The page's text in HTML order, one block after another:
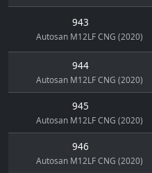
943
Autosan M12LF CNG (2020)
944
Autosan M12LF CNG (2020)
945
Autosan M12LF CNG (2020)
946
Autosan M12LF CNG (2020)